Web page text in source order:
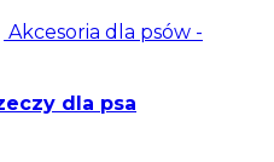
Akcesoria dla psów -
dla psa